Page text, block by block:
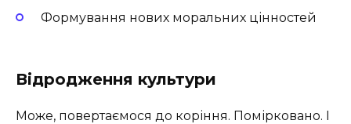
Формування нових моральних цінностей
Відродження культури
Може, повертаємося до коріння. Помірковано. І